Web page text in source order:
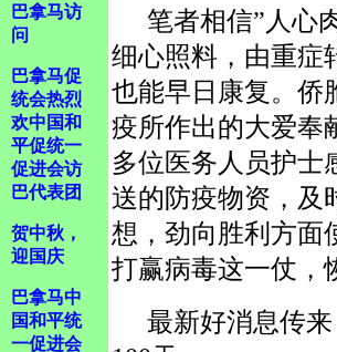
巴拿马访
问
巴拿马促
统会热烈
欢中国和
平促统一
促进会访
巴代表团
贺中秋，
迎国庆
巴拿马中
国和平统
一促进会
笔者相信”人心
细心照料，由重症
也能早日康复。侨
疫所作出的大爱奉
多位医务人员护士
送的防疫物资，及
想，劲向胜利方面
打赢病毒这一仗，
最新好消息传